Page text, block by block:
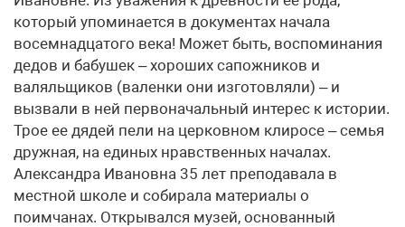
который упоминается в документах начала
восемнадцатого века! Может быть, воспоминания
дедов и бабушек – хороших сапожников и
валяльщиков (валенки они изготовляли) – и
вызвали в ней первоначальный интерес к истории.
Трое ее дядей пели на церковном клиросе – семья
дружная, на единых нравственных началах.
Александра Ивановна 35 лет преподавала в
местной школе и собирала материалы о
поимчанах. Открывался музей, основанный